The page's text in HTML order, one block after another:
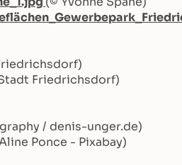
Friedrichsdorf)
/ denis-unger.de)
Ponce - Pixabay)